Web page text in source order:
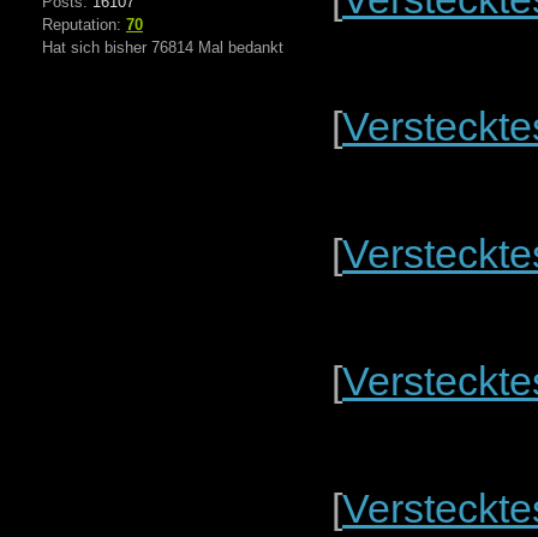
Reputation: 70
Hat sich bisher 76814 Mal bedankt
[
[
[
[